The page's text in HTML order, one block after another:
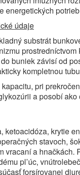
energetických
údaje
substrát
buniek závisí od
kompletnou
pri
a posobí ako
ketoacidóza, krytie
stavoch,
vracaní a hnačkách.
pl’úc,
forsírovanej